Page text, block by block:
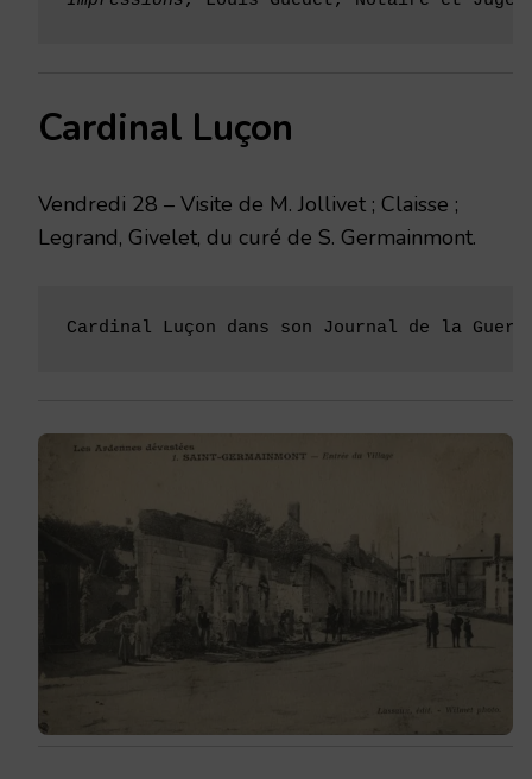
Cardinal Luçon
Vendredi 28 – Visite de M. Jollivet ; Claisse ;
Legrand, Givelet, du curé de S. Germainmont.
Cardinal Luçon dans son Journal de la